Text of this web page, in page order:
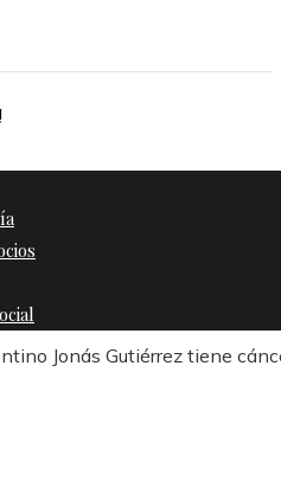
Jonás Gutiérrez tiene